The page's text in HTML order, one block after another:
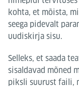
kohta, et mõista,
seega pidevalt
uudiskirja sisu.
Selleks, et saada
sisaldavad mõned
piksli suurust faili,